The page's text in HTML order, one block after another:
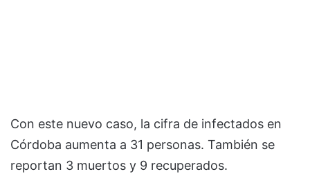
Con este nuevo caso, la cifra de infectados en
Córdoba aumenta a 31 personas. También se
reportan 3 muertos y 9 recuperados.